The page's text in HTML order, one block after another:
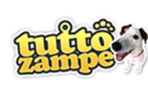
contenuto